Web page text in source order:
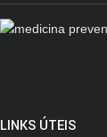
LINKS ÚTEIS